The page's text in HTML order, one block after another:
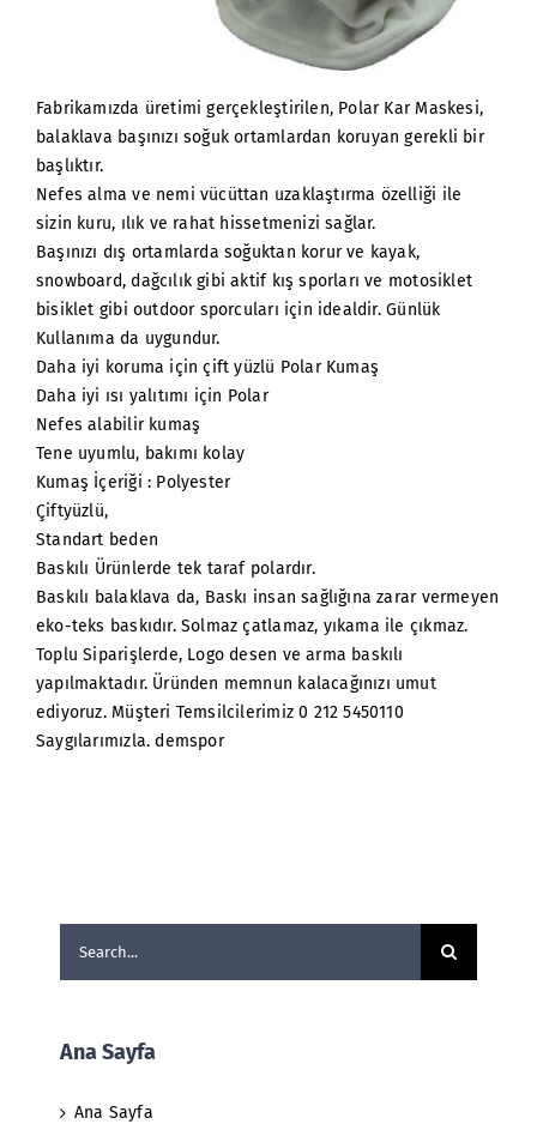
Fabrikamızda üretimi gerçekleştirilen, Polar Kar Maskesi,
balaklava başınızı soğuk ortamlardan koruyan gerekli bir
başlıktır.
Nefes alma ve nemi vücüttan uzaklaştırma özelliği ile
sizin kuru, ılık ve rahat hissetmenizi sağlar.
Başınızı dış ortamlarda soğuktan korur ve kayak,
snowboard, dağcılık gibi aktif kış sporları ve motosiklet
bisiklet gibi outdoor sporcuları için idealdir. Günlük
Kullanıma da uygundur.
Daha iyi koruma için çift yüzlü Polar Kumaş
Daha iyi ısı yalıtımı için Polar
Nefes alabilir kumaş
Tene uyumlu, bakımı kolay
Kumaş İçeriği : Polyester
Çiftyüzlü,
Standart beden
Baskılı Ürünlerde tek taraf polardır.
Baskılı balaklava da, Baskı insan sağlığına zarar vermeyen
eko-teks baskıdır. Solmaz çatlamaz, yıkama ile çıkmaz.
Toplu Siparişlerde, Logo desen ve arma baskılı
yapılmaktadır. Üründen memnun kalacağınızı umut
ediyoruz. Müşteri Temsilcilerimiz 0 212 5450110
Saygılarımızla. demspor
Ana Sayfa
Ana Sayfa